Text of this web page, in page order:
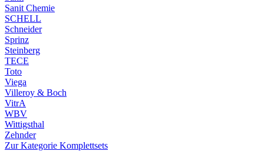
Sanit Chemie
SCHELL
Schneider
Sprinz
Steinberg
TECE
Toto
Viega
Villeroy & Boch
VitrA
WBV
Wittigsthal
Zehnder
Zur Kategorie Komplettsets